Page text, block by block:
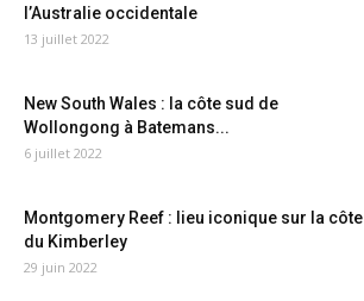
l’Australie occidentale
13 juillet 2022
New South Wales : la côte sud de
Wollongong à Batemans...
6 juillet 2022
Montgomery Reef : lieu iconique sur la côte
du Kimberley
29 juin 2022